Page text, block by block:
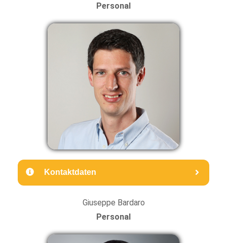
Personal
Kontaktdaten
Giuseppe Bardaro
Personal